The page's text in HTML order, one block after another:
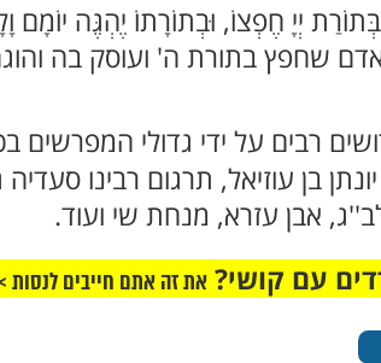
יְיָ חֶפְצוֹ, וּבְתוֹרָתוֹ יֶהְגֶּה יוֹמָם
שחפץ בתורת ה' ועוסק בה
רבים על ידי גדולי המפרשים
בן עוזיאל, תרגום רבינו
אבן עזרא, מנחת שי ועוד.
עם קושי? את זה אתם חייבים לנסות